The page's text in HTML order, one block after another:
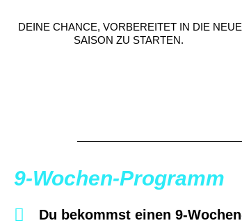
DEINE CHANCE, VORBEREITET IN DIE NEUE
SAISON ZU STARTEN.
9-Wochen-Programm
Du bekommst einen 9-